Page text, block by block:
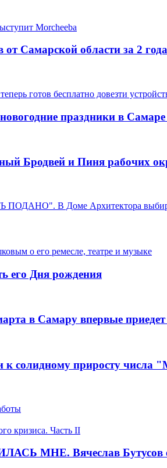
Morcheeba
от Самарской области за 2
готов бесплатно довезти
праздники в Самаре
Бродвей и Пиня рабочих
В Доме Архитектора выбирают
о его ремесле, театре и музыке
его Дня рождения
в Самару впервые приедет
приросту числа
кризиса. Часть II
МНЕ. Вячеслав Бутусов